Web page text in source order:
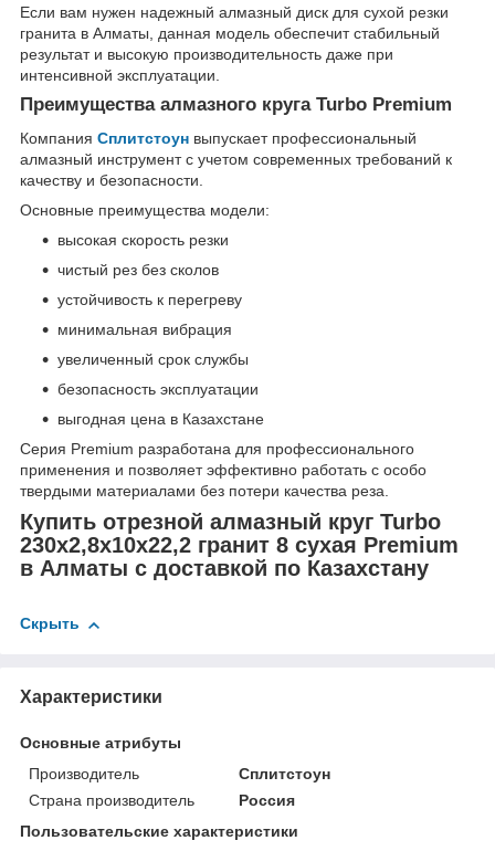
Если вам нужен надежный алмазный диск для сухой резки
гранита в Алматы, данная модель обеспечит стабильный
результат и высокую производительность даже при
интенсивной эксплуатации.
Преимущества алмазного круга Turbo Premium
Компания Сплитстоун выпускает профессиональный
алмазный инструмент с учетом современных требований к
качеству и безопасности.
Основные преимущества модели:
высокая скорость резки
чистый рез без сколов
устойчивость к перегреву
минимальная вибрация
увеличенный срок службы
безопасность эксплуатации
выгодная цена в Казахстане
Серия Premium разработана для профессионального
применения и позволяет эффективно работать с особо
твердыми материалами без потери качества реза.
Купить отрезной алмазный круг Turbo
230x2,8x10x22,2 гранит 8 сухая Premium
в Алматы с доставкой по Казахстану
Скрыть
Характеристики
Основные атрибуты
Производитель
Сплитстоун
Страна производитель
Россия
Пользовательские характеристики